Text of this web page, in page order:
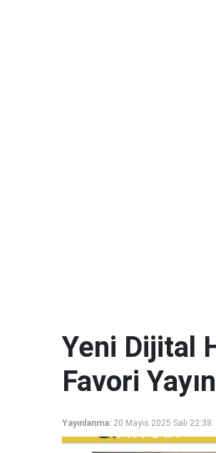
Yeni Dijital
Favori
Yayınlanma: 20 Mayıs 2025 Salı 22:38